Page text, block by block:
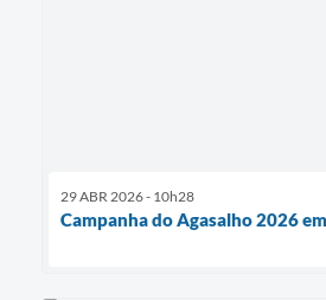
29 ABR 2026 - 10h28
Campanha do Agasalho 2026